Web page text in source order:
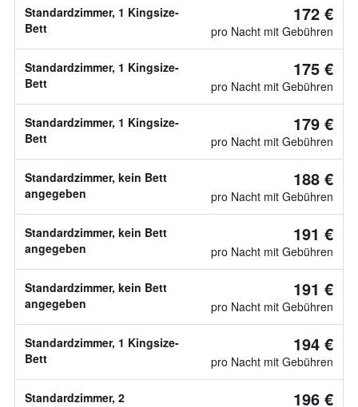
Standardzimmer, 1 Kingsize-
Bett
172 €
pro Nacht mit Gebühren
Standardzimmer, 1 Kingsize-
Bett
175 €
pro Nacht mit Gebühren
Standardzimmer, 1 Kingsize-
Bett
179 €
pro Nacht mit Gebühren
Standardzimmer, kein Bett
angegeben
188 €
pro Nacht mit Gebühren
Standardzimmer, kein Bett
angegeben
191 €
pro Nacht mit Gebühren
Standardzimmer, kein Bett
angegeben
191 €
pro Nacht mit Gebühren
Standardzimmer, 1 Kingsize-
Bett
194 €
pro Nacht mit Gebühren
Standardzimmer, 2
196 €